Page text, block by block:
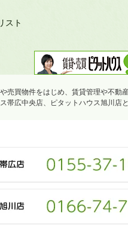
スト
買物件をはじめ、賃貸管理や不動
広中央店、ピタットハウス旭川店